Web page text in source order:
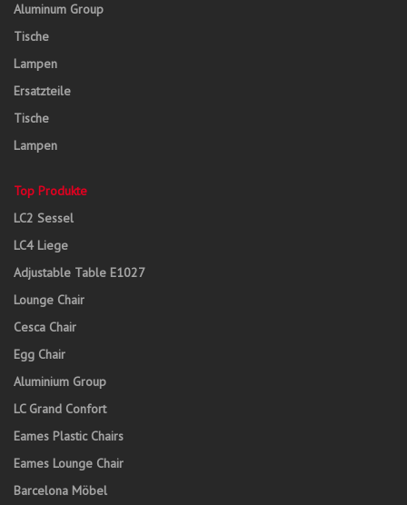
Aluminum Group
Tische
Lampen
Ersatzteile
Tische
Lampen
Top Produkte
LC2 Sessel
LC4 Liege
Adjustable Table E1027
Lounge Chair
Cesca Chair
Egg Chair
Aluminium Group
LC Grand Confort
Eames Plastic Chairs
Eames Lounge Chair
Barcelona Möbel